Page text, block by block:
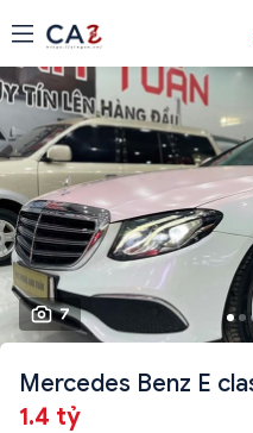
7
Mercedes Benz E
1.4 tỷ